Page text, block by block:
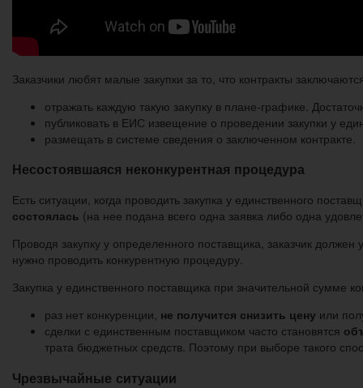
Заказчики любят малые закупки за то, что контракты
отражать каждую такую закупку в плане-графике.
публиковать в ЕИС извещение о проведении закупки у
размещать в системе сведения о заключенном контракте.
Несостоявшаяся неконкурентная процедура
Есть ситуации, когда проводить закупка у единственного
состоялась (на нее подана всего одна заявка либо одна
Проводя закупку у определенного поставщика, заказчик
нужно проводить конкурентную процедуру.
Закупка у единственного поставщика при значительной сумме
раз нет конкуренции, не получится снизить цену или
сделки с единственным поставщиком часто становятся
трата бюджетных средств. Поэтому при выборе такого
Чрезвычайные ситуации